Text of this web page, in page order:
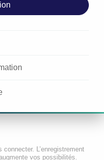
L’enregistrement
vos possibilités.